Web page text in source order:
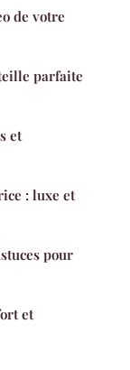
de votre
parfaite
et
: luxe et
pour
et